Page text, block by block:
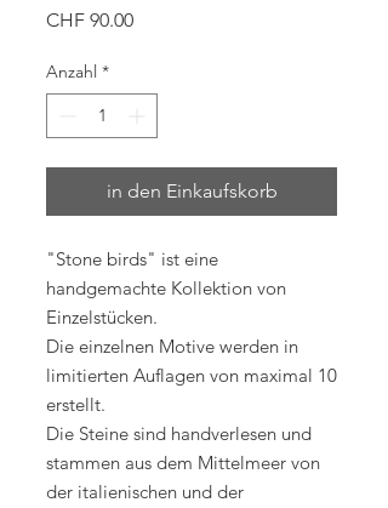
CHF 90.00Preis
Anzahl *
in den Einkaufskorb
"Stone birds" ist eine
handgemachte Kollektion von
Einzelstücken.
Die einzelnen Motive werden in
limitierten Auflagen von maximal 10
erstellt.
Die Steine sind handverlesen und
stammen aus dem Mittelmeer von
der italienischen und der